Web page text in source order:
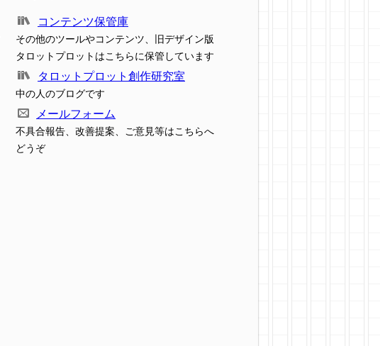
コンテンツ保管庫
その他のツールやコンテンツ、旧デザイン版
タロットプロットはこちらに保管しています
タロットプロット創作研究室
中の人のブログです
メールフォーム
不具合報告、改善提案、ご意見等はこちらへ
どうぞ